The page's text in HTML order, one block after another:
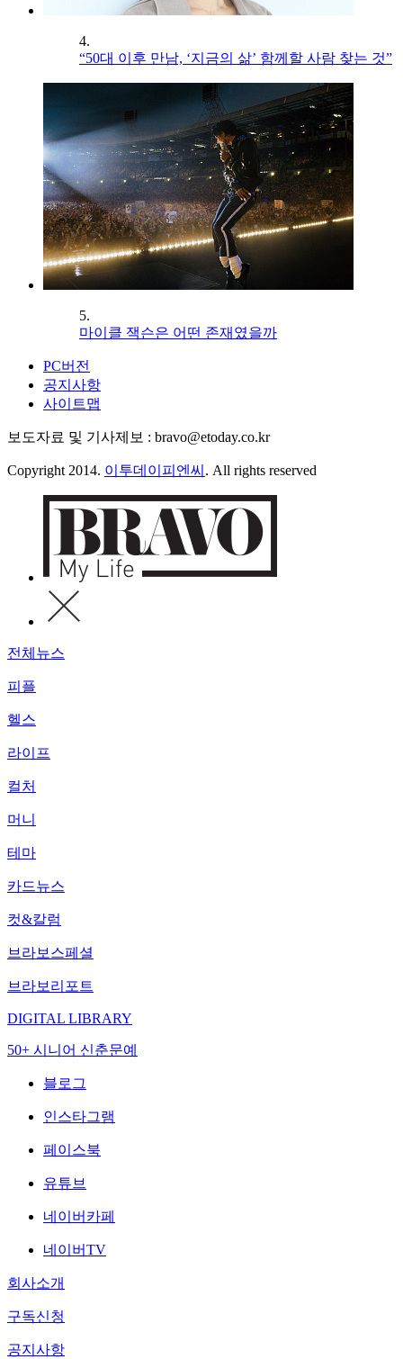
4.
“50대 이후 만남, ‘지금의 삶’ 함께할 사람 찾는 것”
5.
마이클 잭슨은 어떤 존재였을까
PC버전
공지사항
사이트맵
보도자료 및 기사제보 : bravo@etoday.co.kr
Copyright 2014. 이투데이피엔씨 . All rights reserved
전체뉴스
피플
헬스
라이프
컬처
머니
테마
카드뉴스
컷&칼럼
브라보스페셜
브라보리포트
DIGITAL LIBRARY
50+ 시니어 신춘문예
블로그
인스타그램
페이스북
유튜브
네이버카페
네이버TV
회사소개
구독신청
공지사항